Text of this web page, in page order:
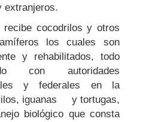
extranjeros.
recibe cocodrilos y otros
los cuales son
y rehabilitados, todo
con autoridades
y federales en la
iguanas y tortugas,
biológico que consta